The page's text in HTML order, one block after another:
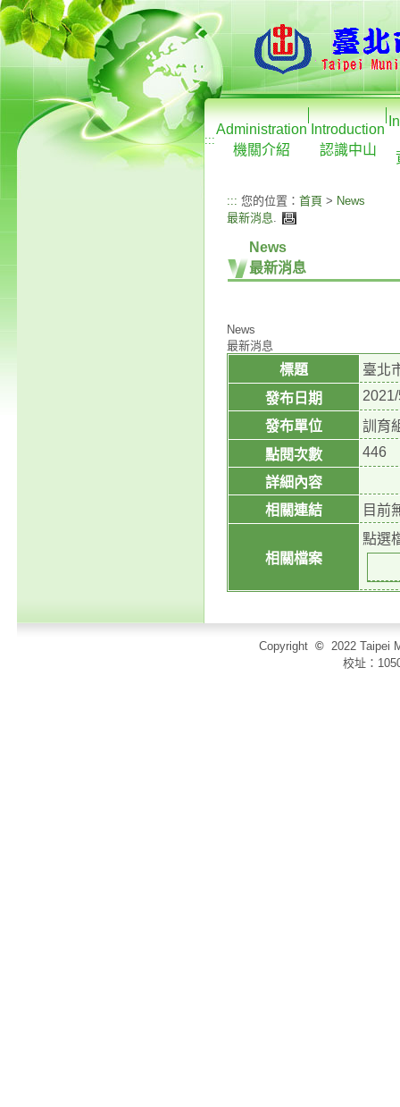
:::
Administration
機關介紹
Introduction
認識中山
::: 您的位置： 首頁 > News
最新消息.
News
最新消息
News
最新消息
標題
臺北
發布日期
發布單位
訓育
點閱次數
446
詳細內容
相關連結
目前
相關檔案
點選
Copyright © 2022 Taipei
校址：